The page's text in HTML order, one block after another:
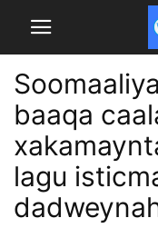
baaqa
lagu